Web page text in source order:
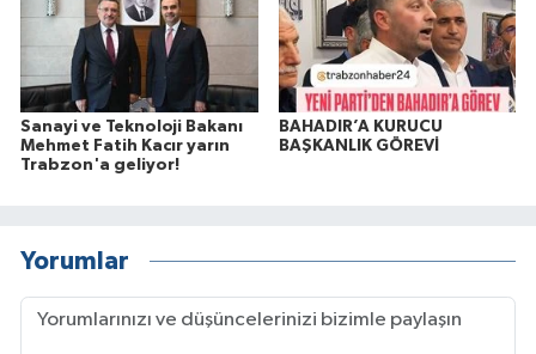
Sanayi ve Teknoloji Bakanı
Mehmet Fatih Kacır yarın
Trabzon'a geliyor!
BAHADIR’A KURUCU
BAŞKANLIK GÖREVİ
Yorumlar